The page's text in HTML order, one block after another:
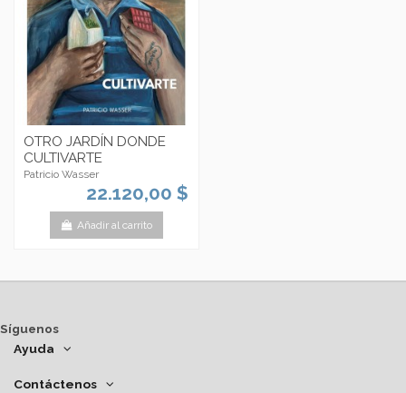
OTRO JARDÍN DONDE
CULTIVARTE
Patricio Wasser
22.120,00 $
Añadir al carrito
Síguenos
Ayuda
Contáctenos